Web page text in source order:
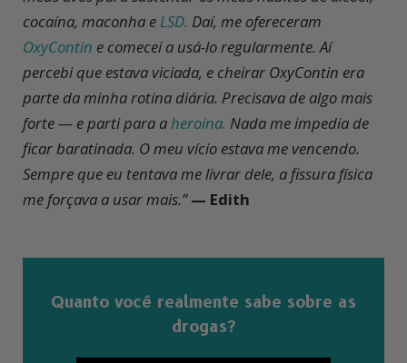
cocaína, maconha e LSD. Daí, me ofereceram
OxyContin e comecei a usá-lo regularmente. Aí
percebi que estava viciada, e cheirar OxyContin era
parte da minha rotina diária. Precisava de algo mais
forte — e parti para aheroína. Nada me impedia de
ficar baratinada. O meu vício estava me vencendo.
Sempre que eu tentava me livrar dele, a fissura física
me forçava a usar mais.” — Edith
Quanto você realmente sabe sobre as
drogas?